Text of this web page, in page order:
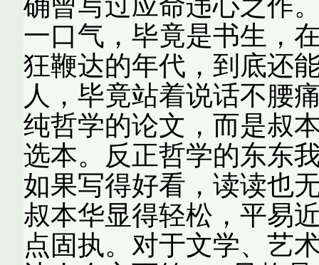
一口气，毕竟是书生，
狂鞭达的年代，到底还
人，毕竟站着说话不腰
纯哲学的论文，而是叔
选本。反正哲学的东东
如果写得好看，读读也
叔本华显得轻松，平易
点固执。对于文学、艺